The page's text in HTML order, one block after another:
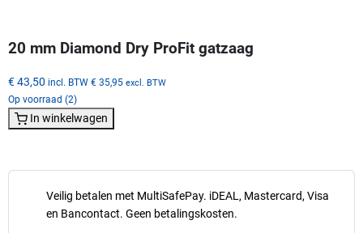
Veilig betalen met MultiSafePay. iDEAL, Mastercard, Visa
en Bancontact. Geen betalingskosten.
20 mm Diamond Dry ProFit gatzaag
€ 43,50 incl. BTW € 35,95 excl. BTW
Op voorraad (2)
In winkelwagen